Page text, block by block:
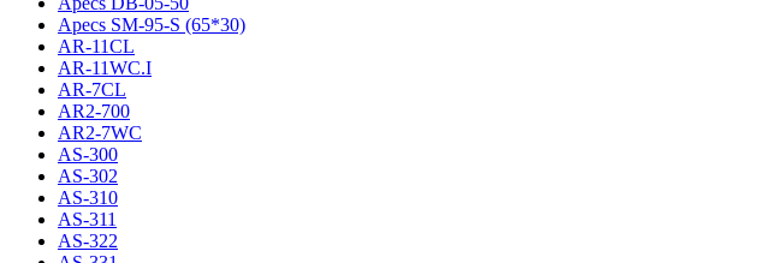
Apecs SM-95-S (65*30)
AR-11CL
AR-11WC.I
AR-7CL
AR2-700
AR2-7WC
AS-300
AS-302
AS-310
AS-311
AS-322